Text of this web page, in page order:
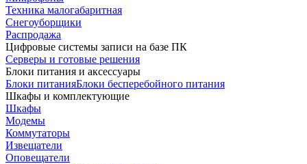
Техника малогабаритная
Снегоуборщики
Распродажа
Цифровые системы записи на базе ПК
Серверы и готовые решения
Блоки питания и аксессуары
Блоки питанияБлоки бесперебойного питания
Шкафы и комплектующие
Шкафы
Модемы
Коммутаторы
Извещатели
Оповещатели